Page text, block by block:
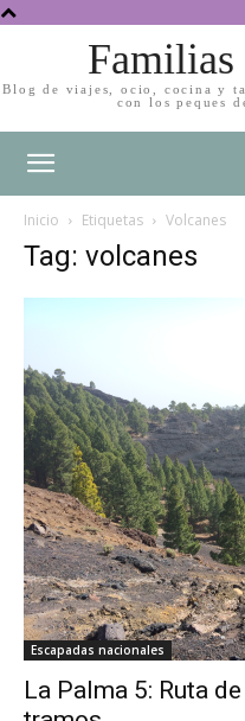
Blog de viajes, ocio, cocina y
con los peques
Inicio Etiquetas Volcanes
Tag: volcanes
Escapadas nacionales
La Palma 5: Ruta